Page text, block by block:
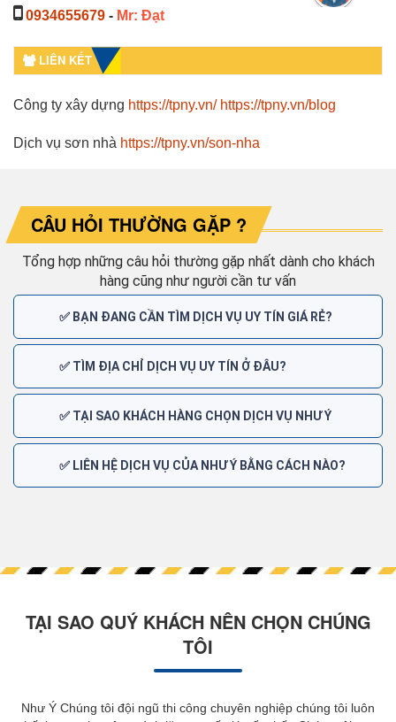
0934655679 - Mr: Đạt
LIÊN KẾT
Công ty xây dựng https://tpny.vn/ https://tpny.vn/blog
Dịch vụ sơn nhà https://tpny.vn/son-nha
CÂU HỎI THƯỜNG GẶP ?
Tổng hợp những câu hỏi thường gặp nhất dành cho khách
hàng cũng như người cần tư vấn
✅ BẠN ĐANG CẦN TÌM DỊCH VỤ UY TÍN GIÁ RẺ?
✅ TÌM ĐỊA CHỈ DỊCH VỤ UY TÍN Ở ĐÂU?
✅ TẠI SAO KHÁCH HÀNG CHỌN DỊCH VỤ NHƯ Ý
✅ LIÊN HỆ DỊCH VỤ CỦA NHƯ Ý BẰNG CÁCH NÀO?
TẠI SAO QUÝ KHÁCH NÊN CHỌN CHÚNG
TÔI
Như Ý Chúng tôi đội ngũ thi công chuyên nghiệp chúng tôi luôn